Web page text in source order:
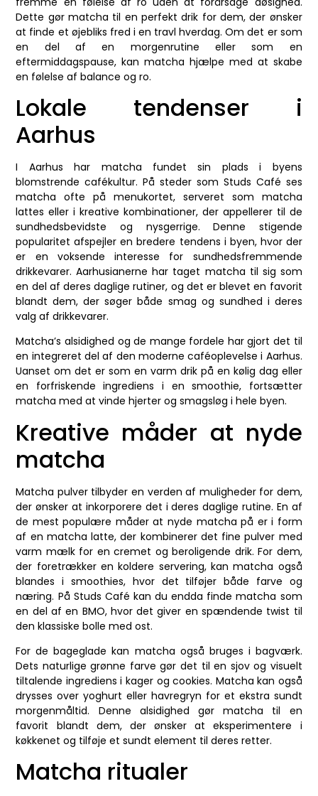
Dette gør matcha til en perfekt drik for dem, der ønsker
at finde et øjebliks fred i en travl hverdag. Om det er som
en del af en morgenrutine eller som en
eftermiddagspause, kan matcha hjælpe med at skabe
en følelse af balance og ro.
Lokale tendenser i
Aarhus
I Aarhus har matcha fundet sin plads i byens
blomstrende cafékultur. På steder som Studs Café ses
matcha ofte på menukortet, serveret som matcha
lattes eller i kreative kombinationer, der appellerer til de
sundhedsbevidste og nysgerrige. Denne stigende
popularitet afspejler en bredere tendens i byen, hvor der
er en voksende interesse for sundhedsfremmende
drikkevarer. Aarhusianerne har taget matcha til sig som
en del af deres daglige rutiner, og det er blevet en favorit
blandt dem, der søger både smag og sundhed i deres
valg af drikkevarer.
Matcha’s alsidighed og de mange fordele har gjort det til
en integreret del af den moderne caféoplevelse i Aarhus.
Uanset om det er som en varm drik på en kølig dag eller
en forfriskende ingrediens i en smoothie, fortsætter
matcha med at vinde hjerter og smagsløg i hele byen.
Kreative måder at nyde
matcha
Matcha pulver tilbyder en verden af muligheder for dem,
der ønsker at inkorporere det i deres daglige rutine. En af
de mest populære måder at nyde matcha på er i form
af en matcha latte, der kombinerer det fine pulver med
varm mælk for en cremet og beroligende drik. For dem,
der foretrækker en koldere servering, kan matcha også
blandes i smoothies, hvor det tilføjer både farve og
næring. På Studs Café kan du endda finde matcha som
en del af en BMO, hvor det giver en spændende twist til
den klassiske bolle med ost.
For de bageglade kan matcha også bruges i bagværk.
Dets naturlige grønne farve gør det til en sjov og visuelt
tiltalende ingrediens i kager og cookies. Matcha kan også
drysses over yoghurt eller havregryn for et ekstra sundt
morgenmåltid. Denne alsidighed gør matcha til en
favorit blandt dem, der ønsker at eksperimentere i
køkkenet og tilføje et sundt element til deres retter.
Matcha ritualer